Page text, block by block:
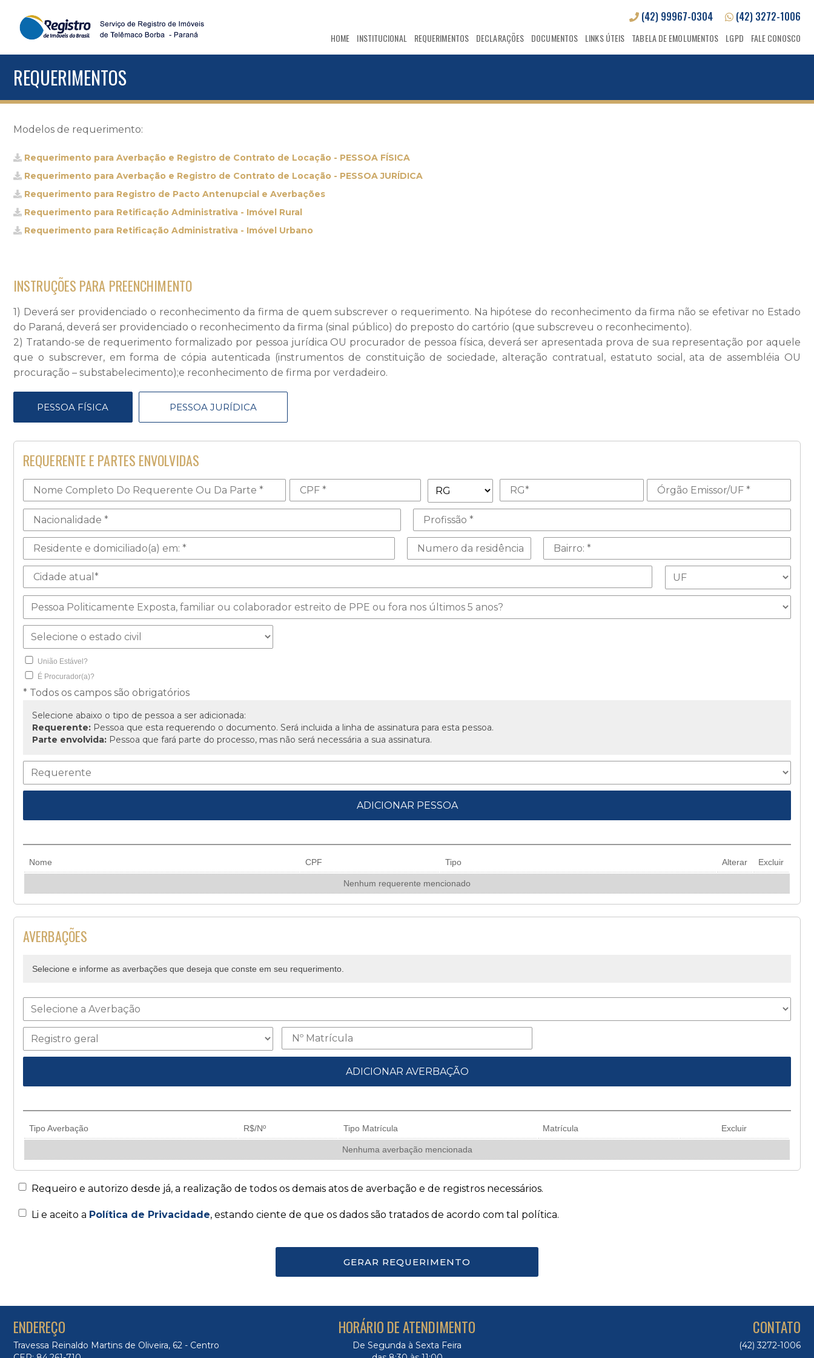
(42) 3272-1006
(42) 99967-0304
HOME INSTITUCIONAL REQUERIMENTOS DECLARAÇÕES DOCUMENTOS LINKS ÚTEIS TABELA DE EMOLUMENTOS LGPD FALE CONOSCO
REQUERIMENTOS
Modelos de requerimento:
Requerimento para Averbação e Registro de Contrato de Locação - PESSOA FÍSICA
Requerimento para Averbação e Registro de Contrato de Locação - PESSOA JURÍDICA
Requerimento para Registro de Pacto Antenupcial e Averbações
Requerimento para Retificação Administrativa - Imóvel Rural
Requerimento para Retificação Administrativa - Imóvel Urbano
INSTRUÇÕES PARA PREENCHIMENTO
1) Deverá ser providenciado o reconhecimento da firma de quem subscrever o requerimento. Na hipótese do reconhecimento da firma não se efetivar no Estado
do Paraná, deverá ser providenciado o reconhecimento da firma (sinal público) do preposto do cartório (que subscreveu o reconhecimento).
2) Tratando-se de requerimento formalizado por pessoa jurídica OU procurador de pessoa física, deverá ser apresentada prova de sua representação por aquele
que o subscrever, em forma de cópia autenticada (instrumentos de constituição de sociedade, alteração contratual, estatuto social, ata de assembléia OU
procuração – substabelecimento);e reconhecimento de firma por verdadeiro.
PESSOA FÍSICA PESSOA JURÍDICA
REQUERENTE E PARTES ENVOLVIDAS
União Estável?
É Procurador(a)?
* Todos os campos são obrigatórios
Selecione abaixo o tipo de pessoa a ser adicionada:
Requerente: Pessoa que esta requerendo o documento. Será incluida a linha de assinatura para esta pessoa.
Parte envolvida: Pessoa que fará parte do processo, mas não será necessária a sua assinatura.
ADICIONAR PESSOA
Nome CPF Tipo Alterar Excluir
Nenhum requerente mencionado
AVERBAÇÕES
Selecione e informe as averbações que deseja que conste em seu requerimento.
ADICIONAR AVERBAÇÃO
Tipo Averbação R$/Nº Tipo Matrícula Matrícula Excluir
Nenhuma averbação mencionada
Requeiro e autorizo desde já, a realização de todos os demais atos de averbação e de registros necessários.
Li e aceito a Política de Privacidade, estando ciente de que os dados são tratados de acordo com tal política.
GERAR REQUERIMENTO
ENDEREÇO
Travessa Reinaldo Martins de Oliveira, 62 - Centro
HORÁRIO DE ATENDIMENTO
De Segunda à Sexta Feira
CONTATO
(42) 3272-1006